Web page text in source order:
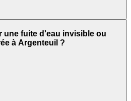
une fuite d'eau invisible ou
à Argenteuil ?